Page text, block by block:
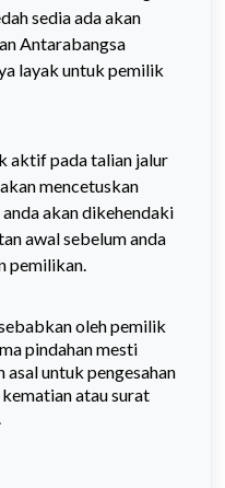
sedia ada akan
Antarabangsa
layak untuk pemilik
aktif pada talian jalur
mencetuskan
akan dikehendaki
awal sebelum anda
pemilikan.
oleh pemilik
pindahan mesti
untuk pengesahan
atau surat